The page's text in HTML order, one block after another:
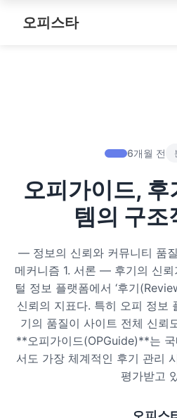
오피스타
스파여행
헤드스파
퇴근 후 나를 위한 리셋 코스
기차역과 공항 근처의 프리미엄
온천의 여운을 정리하는 법 –
숲에서 찾는 쉼 – 전국 산림 스파
분위기를 기억하는 법 – 감성 컨
은근한 끌림을 만드는 법 – 감각
타이 마사지
디톡스 테라피
찜질스파
워터스파
프라이빗 스파
6개월 전
오피가이드, 후
템의 구조
― 정보의 신뢰와 커뮤니티 품
메커니즘 1. 서론 ― 후기의 신
털 정보 플랫폼에서 ‘후기
신뢰의 지표다. 특히 오피 정보
기의 품질이 사이트 전체 신뢰
**오피가이드(OPGuide)**는
서도 가장 체계적인 후기 관리
평가받고